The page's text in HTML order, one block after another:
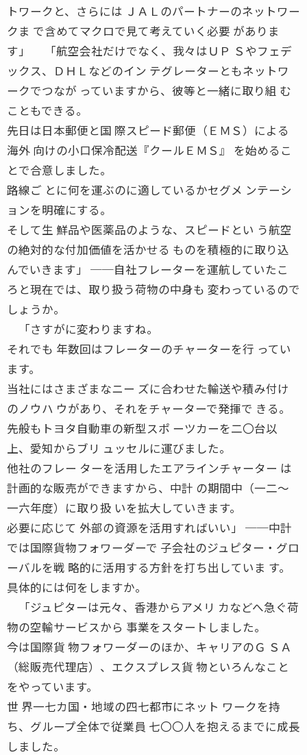
トワークと、さらには ＪＡＬのパートナーのネットワー
クま で含めてマクロで見て考えていく必要 がありま
す」 「航空会社だけでなく、我々はＵＰ Ｓやフェデ
ックス、ＤＨＬなどのイン テグレーターともネットワ
ークでつなが っていますから、彼等と一緒に取り組 む
こともできる。
先日は日本郵便と国 際スピード郵便（ＥＭＳ）による
海外 向けの小口保冷配送『クールＥＭＳ』 を始めるこ
とで合意しました。
路線ご とに何を運ぶのに適しているかセグメ ンテーシ
ョンを明確にする。
そして生 鮮品や医薬品のような、スピードとい う航空
の絶対的な付加価値を活かせる ものを積極的に取り込
んでいきます」 ──自社フレーターを運航していたこ
ろと現在では、取り扱う荷物の中身も 変わっているので
しょうか。
「さすがに変わりますね。
それでも 年数回はフレーターのチャーターを行 ってい
ます。
当社にはさまざまなニー ズに合わせた輸送や積み付け
のノウハ ウがあり、それをチャーターで発揮で きる。
先般もトヨタ自動車の新型スポ ーツカーを二〇台以
上、愛知からブリ ュッセルに運びました。
他社のフレー ターを活用したエアラインチャーター は
計画的な販売ができますから、中計 の期間中（一二〜
一六年度）に取り扱 いを拡大していきます。
必要に応じて 外部の資源を活用すればいい」 ──中計
では国際貨物フォワーダーで 子会社のジュピター・グロ
ーバルを戦 略的に活用する方針を打ち出していま す。
具体的には何をしますか。
「ジュピターは元々、香港からアメリ カなどへ急ぐ荷
物の空輸サービスから 事業をスタートしました。
今は国際貨 物フォワーダーのほか、キャリアのＧ ＳＡ
（総販売代理店）、エクスプレス貨 物といろんなこと
をやっています。
世 界一七カ国・地域の四七都市にネット ワークを持
ち、グループ全体で従業員 七〇〇人を抱えるまでに成長
しました。